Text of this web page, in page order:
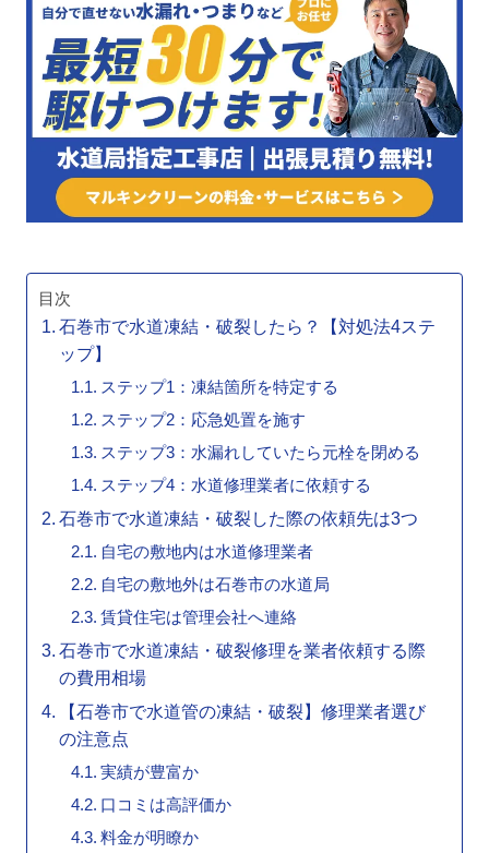
目次
石巻市で水道凍結・破裂したら？【対処法4ステ
ップ】
ステップ1：凍結箇所を特定する
ステップ2：応急処置を施す
ステップ3：水漏れしていたら元栓を閉める
ステップ4：水道修理業者に依頼する
石巻市で水道凍結・破裂した際の依頼先は3つ
自宅の敷地内は水道修理業者
自宅の敷地外は石巻市の水道局
賃貸住宅は管理会社へ連絡
石巻市で水道凍結・破裂修理を業者依頼する際
の費用相場
【石巻市で水道管の凍結・破裂】修理業者選び
の注意点
実績が豊富か
口コミは高評価か
料金が明瞭か